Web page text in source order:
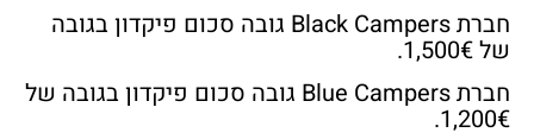
חברתBlack Campers גובה סכום פיקדון בגובה
של 1,500€.
חברתBlue Campers גובה סכום פיקדון בגובה של
1,200€.